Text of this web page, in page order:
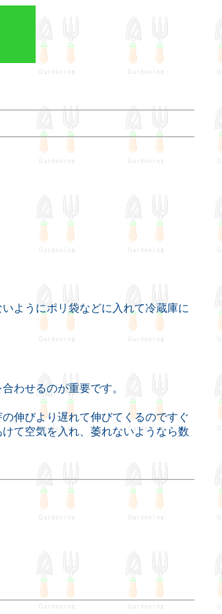
ようにポリ袋などに入れて冷蔵庫に
わせるのが重要です。
伸びより遅れて伸びてくるのですぐ
て空気を入れ、萎れないようなら数